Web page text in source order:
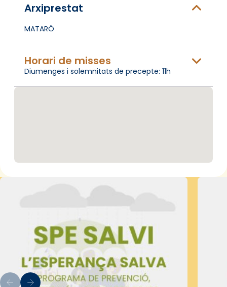
Arxiprestat
MATARÓ
Horari de misses
Diumenges i solemnitats de precepte: 11h